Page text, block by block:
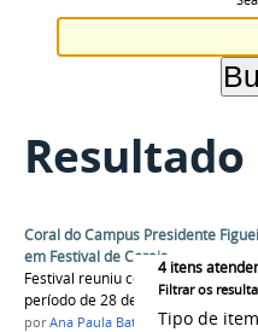
4itens
Filtrar os
Tipo de item
Coral do Campus Presidente
em Festival de Corais
Festival reuniu corais de todo o
período de 28 de setembro a 01 de
porAna Paula Batista